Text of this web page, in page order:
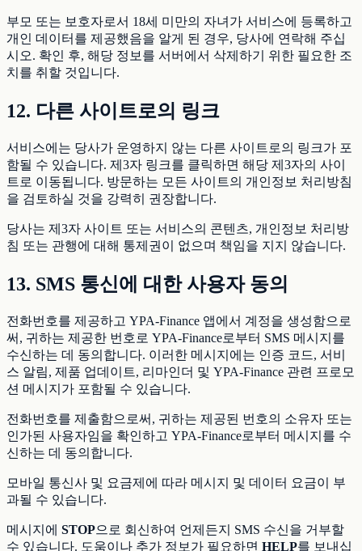
부모 또는 보호자로서 18세 미만의 자녀가 서비스에 등록하고
개인 데이터를 제공했음을 알게 된 경우, 당사에 연락해 주십
시오. 확인 후, 해당 정보를 서버에서 삭제하기 위한 필요한 조
치를 취할 것입니다.
12. 다른 사이트로의 링크
서비스에는 당사가 운영하지 않는 다른 사이트로의 링크가 포
함될 수 있습니다. 제3자 링크를 클릭하면 해당 제3자의 사이
트로 이동됩니다. 방문하는 모든 사이트의 개인정보 처리방침
을 검토하실 것을 강력히 권장합니다.
당사는 제3자 사이트 또는 서비스의 콘텐츠, 개인정보 처리방
침 또는 관행에 대해 통제권이 없으며 책임을 지지 않습니다.
13. SMS 통신에 대한 사용자 동의
전화번호를 제공하고 YPA-Finance 앱에서 계정을 생성함으로
써, 귀하는 제공한 번호로 YPA-Finance로부터 SMS 메시지를
수신하는 데 동의합니다. 이러한 메시지에는 인증 코드, 서비
스 알림, 제품 업데이트, 리마인더 및 YPA-Finance 관련 프로모
션 메시지가 포함될 수 있습니다.
전화번호를 제출함으로써, 귀하는 제공된 번호의 소유자 또는
인가된 사용자임을 확인하고 YPA-Finance로부터 메시지를 수
신하는 데 동의합니다.
모바일 통신사 및 요금제에 따라 메시지 및 데이터 요금이 부
과될 수 있습니다.
메시지에 STOP으로 회신하여 언제든지 SMS 수신을 거부할
수 있습니다. 도움이나 추가 정보가 필요하면 HELP를 보내십